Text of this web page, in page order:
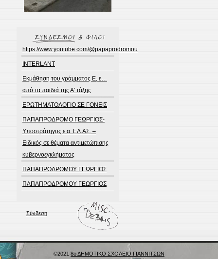
https://www.youtube.com/@papaprodromou
INTERLANT
Εκμάθηση του γράμματος Ε, ε…
από τα παιδιά της Α' τάξης
ΕΡΩΤΗΜΑΤΟΛΟΓΙΟ ΣΕ ΓΟΝΕΙΣ
ΠΑΠΑΠΡΟΔΡΟΜΟ ΓΕΩΡΓΙΟΣ-
Υποστράτηγος ε.α. ΕΛ.ΑΣ. –
Ειδικός σε θέματα αντιμετώπισης
κυβερνοεγκλήματος
ΠΑΠΑΠΡΟΔΡΟΜΟΥ ΓΕΩΡΓΙΟΣ
ΠΑΠΑΠΡΟΔΡΟΜΟΥ ΓΕΩΡΓΙΟΣ
Σύνδεση
©2021 8ο ΔΗΜΟΤΙΚΟ ΣΧΟΛΕΙΟ ΓΙΑΝΝΙΤΣΩΝ